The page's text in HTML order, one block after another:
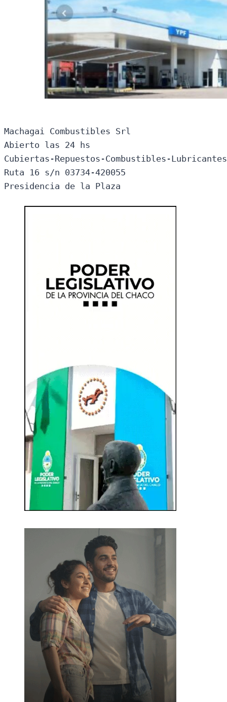
Machagai Combustibles Srl
Abierto las 24 hs
Cubiertas-Repuestos-Combustibles-
Ruta 16 s/n 03734-420055
Presidencia de la Plaza